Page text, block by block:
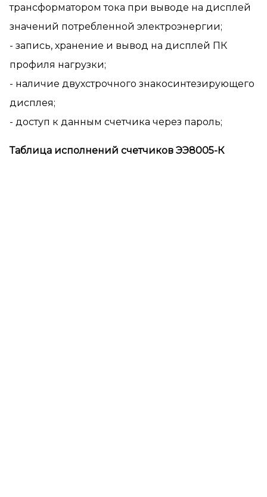
трансформатором тока при выводе на дисплей
значений потребленной электроэнергии;
- запись, хранение и вывод на дисплей ПК
профиля нагрузки;
- наличие двухстрочного знакосинтезирующего
дисплея;
- доступ к данным счетчика через пароль;
Таблица исполнений счетчиков ЭЭ8005-К